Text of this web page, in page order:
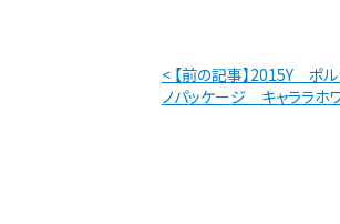
< 【前の記事】2015Y ポ
ノパッケージ キャララホ